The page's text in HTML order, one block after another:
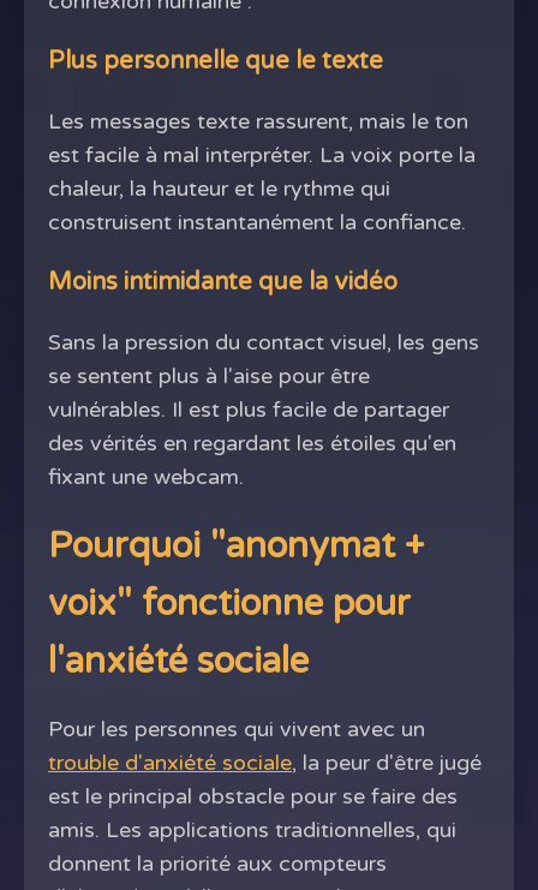
Plus personnelle que le texte
Les messages texte rassurent, mais le ton
est facile à mal interpréter. La voix porte la
chaleur, la hauteur et le rythme qui
construisent instantanément la confiance.
Moins intimidante que la vidéo
Sans la pression du contact visuel, les gens
se sentent plus à l'aise pour être
vulnérables. Il est plus facile de partager
des vérités en regardant les étoiles qu'en
fixant une webcam.
Pourquoi "anonymat +
voix" fonctionne pour
l'anxiété sociale
Pour les personnes qui vivent avec un
trouble d'anxiété sociale, la peur d'être jugé
est le principal obstacle pour se faire des
amis. Les applications traditionnelles, qui
donnent la priorité aux compteurs